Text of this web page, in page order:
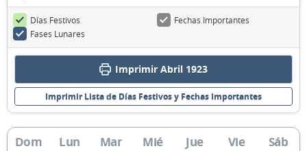
Días Festivos
Fechas Importantes
Fases Lunares
Imprimir Abril 1923
Imprimir Lista de Días Festivos y Fechas Importantes
Dom Lun Mar Mié Jue Vie Sáb